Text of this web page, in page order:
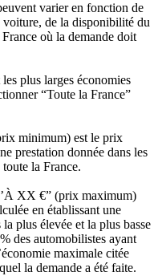
varier en fonction de
voiture, de la disponibilité du
où la demande doit
plus larges économies
“Toute la France”
minimum) est le prix
prestation donnée dans les
la France.
XX €” (prix maximum)
en établissant une
plus élevée et la plus basse
des automobilistes ayant
maximale citée
la demande a été faite.